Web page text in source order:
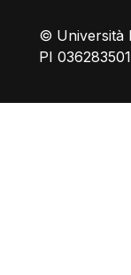
© Università
PI